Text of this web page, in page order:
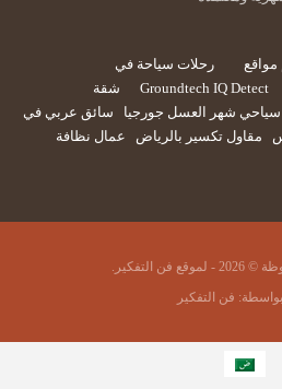
رحلات سياحة في
Groundtech IQ Detect
شقة
سياحي شهر العسل جورجيا
سائق عربي في
مقاول تكسير بالرياض
عمال نظافة
فن التفكير.
فن التفكير